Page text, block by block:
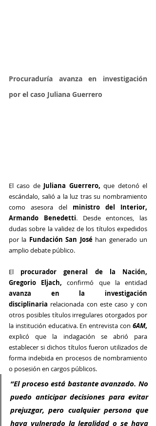
Procuraduría avanza en investigación
por el caso Juliana Guerrero
El caso de Juliana Guerrero, que detonó el
escándalo, salió a la luz tras su nombramiento
como asesora del ministro del Interior,
Armando Benedetti. Desde entonces, las
dudas sobre la validez de los títulos expedidos
por la Fundación San José han generado un
amplio debate público.
El procurador general de la Nación,
Gregorio Eljach,
avanza en la investigación
disciplinaria relacionada con este caso y con
otros posibles títulos irregulares otorgados por
la institución educativa. En entrevista con 6AM,
explicó que la indagación se abrió para
establecer si dichos títulos fueron utilizados de
forma indebida en procesos de nombramiento
o posesión en cargos públicos.
“El proceso está bastante avanzado. No
puedo anticipar decisiones para evitar
prejuzgar, pero cualquier persona que
haya vulnerado la legalidad o se haya